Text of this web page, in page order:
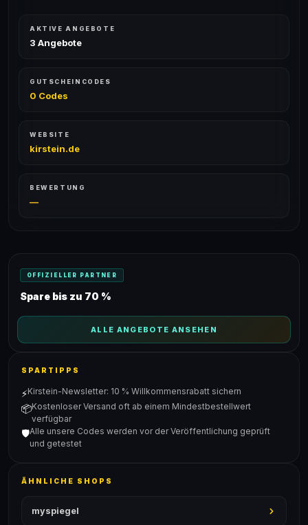
AKTIVE ANGEBOTE
3 Angebote
GUTSCHEINCODES
0 Codes
WEBSITE
kirstein.de
BEWERTUNG
—
OFFIZIELLER PARTNER
Spare bis zu 70 %
ALLE ANGEBOTE ANSEHEN
SPARTIPPS
⚡Kirstein-Newsletter: 10 % Willkommensrabatt sichern
📦Kostenloser Versand oft ab einem Mindestbestellwert
verfügbar
🛡️Alle unsere Codes werden vor der Veröffentlichung geprüft
und getestet
ÄHNLICHE SHOPS
myspiegel